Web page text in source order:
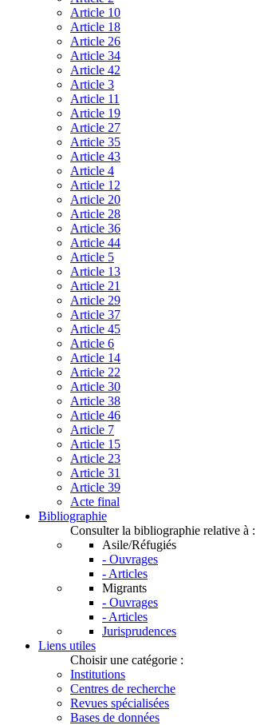
Article 10
Article 18
Article 26
Article 34
Article 42
Article 3
Article 11
Article 19
Article 27
Article 35
Article 43
Article 4
Article 12
Article 20
Article 28
Article 36
Article 44
Article 5
Article 13
Article 21
Article 29
Article 37
Article 45
Article 6
Article 14
Article 22
Article 30
Article 38
Article 46
Article 7
Article 15
Article 23
Article 31
Article 39
Acte final
Bibliographie
Consulter la bibliographie relative à :
Asile/Réfugiés
- Ouvrages
- Articles
Migrants
- Ouvrages
- Articles
Jurisprudences
Liens utiles
Choisir une catégorie :
Institutions
Centres de recherche
Revues spécialisées
Bases de données